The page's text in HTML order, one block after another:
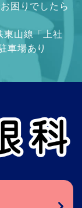
困りでしたら
東山線「上社
車場あり